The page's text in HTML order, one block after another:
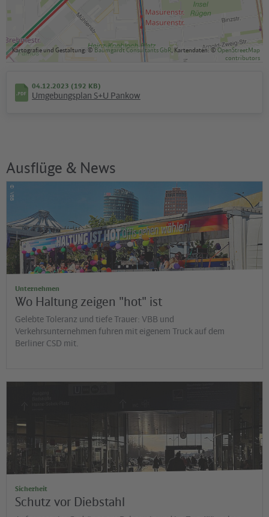
Kartografie und Gestaltung: ©Baumgardt Consultants GbR , Kartendaten: ©OpenStreetMap
contributors
04.12.2023 (192 KB)
Umgebungsplan S+U Pankow
Ausflüge & News
©
VBB
Unternehmen
Wo Haltung zeigen "hot" ist
Gelebte Toleranz und tiefe Trauer: VBB und
Verkehrsunternehmen fuhren mit eigenem Truck auf dem
Berliner CSD mit.
Sicherheit
Schutz vor Diebstahl